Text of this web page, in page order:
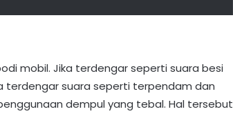
mobil. Jika terdengar seperti suara besi
terdengar suara seperti terpendam dan
dempul yang tebal. Hal tersebut